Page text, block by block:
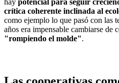
hay potencial para seguir
crítica coherente inclinada al
como ejemplo lo que pasó con las
años era impensable cambiarse de
"rompiendo el molde".